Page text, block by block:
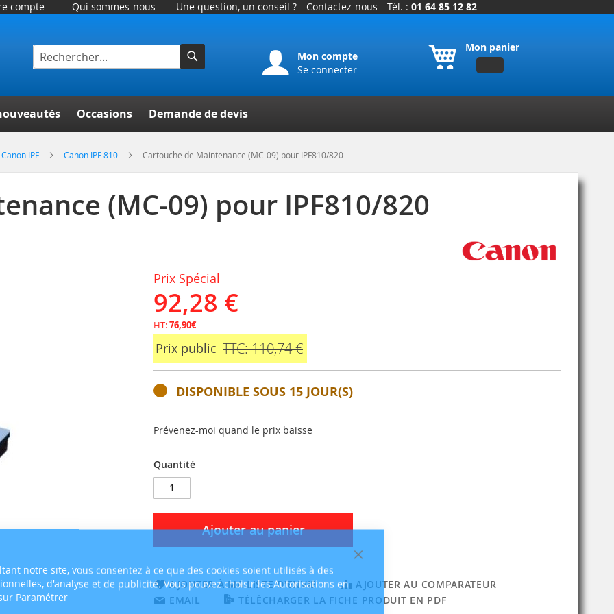
Fermer
notre site, vous consentez à ce que des cookies soient utilisés à des
d'analyse et de publicité. Vous pouvez choisir les Autorisations en
Paramétrer
compte Qui sommes-nous Une question, un conseil ? Contactez-nous Tél. : 01 64 85 12 82 -
Mon panier
Mon compte
Se connecter
Occasions Demande de devis
Canon IPF Canon IPF 810 Cartouche de Maintenance (MC-09) pour IPF810/820
(MC-09) pour IPF810/820
Prix Spécial
92,28 €
HT:76,90€
Prix public TTC: 110,74 €
DISPONIBLE SOUS 15 JOUR(S)
Prévenez-moi quand le prix baisse
Quantité
Ajouter au panier
AJOUTER À MA LISTE D’ENVIE
AJOUTER AU COMPARATEUR
EMAIL
TÉLÉCHARGER LA FICHE PRODUIT EN PDF